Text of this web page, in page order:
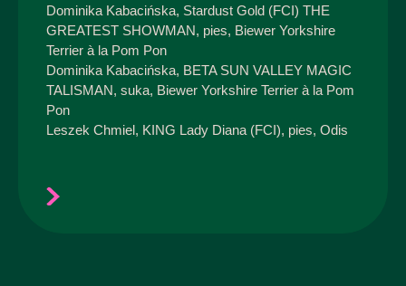
Dominika Kabacińska, Stardust Gold (FCI) THE
GREATEST SHOWMAN, pies, Biewer Yorkshire
Terrier à la Pom Pon
Dominika Kabacińska, BETA SUN VALLEY MAGIC
TALISMAN, suka, Biewer Yorkshire Terrier à la Pom
Pon
Leszek Chmiel, KING Lady Diana (FCI), pies, Odis